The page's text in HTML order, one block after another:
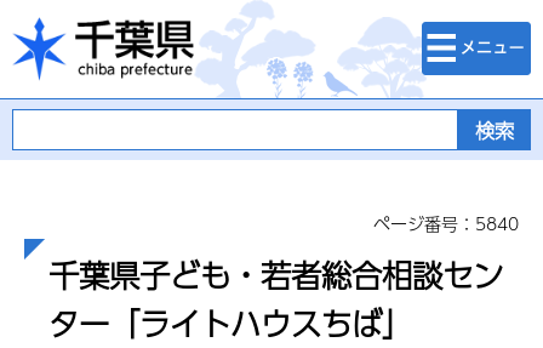
千葉県
検索・メニュ
ー
ページ番号：5840
千葉県子ども・若者総合相談セン
ター「ライトハウスちば」